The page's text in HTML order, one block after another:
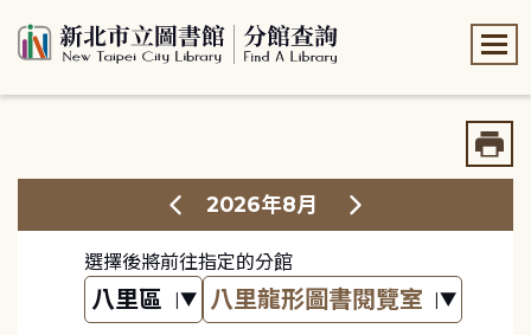
2026年8月
選擇後將前往指定的分館